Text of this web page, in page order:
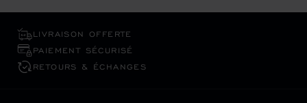
LIVRAISON OFFERTE
PAIEMENT SÉCURISÉ
RETOURS & ÉCHANGES